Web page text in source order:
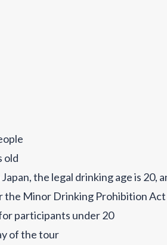
old
the legal drinking age is 20,
the Minor Drinking Prohibition Act
participants under 20
of the tour